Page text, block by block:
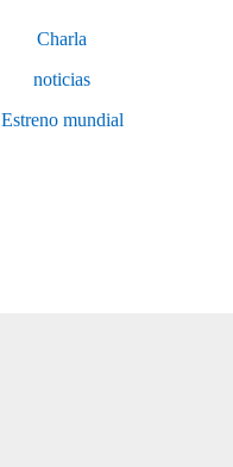
Charla
noticias
Estreno mundial